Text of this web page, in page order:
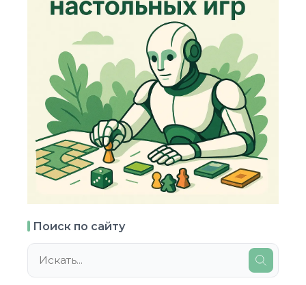
Поиск по сайту